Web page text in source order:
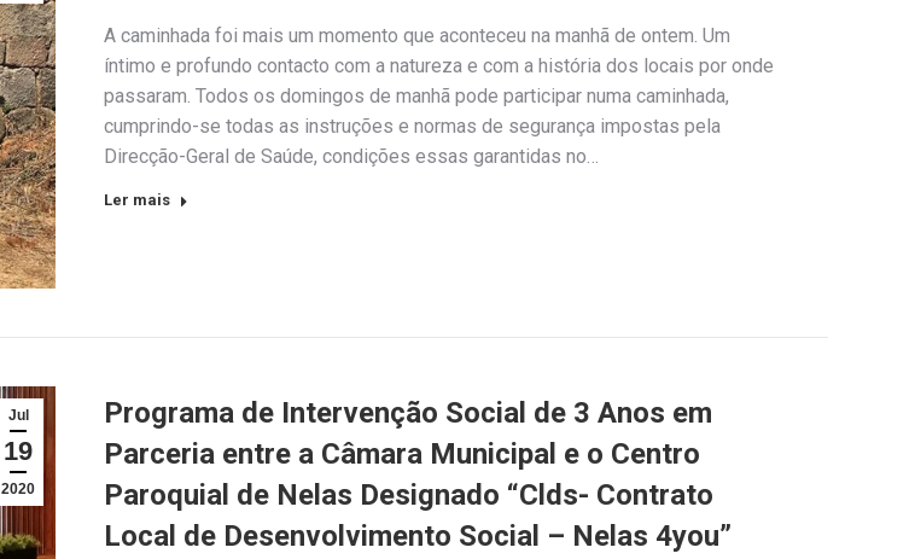
A caminhada foi mais um momento que aconteceu na manhã de ontem. Um
íntimo e profundo contacto com a natureza e com a história dos locais por onde
passaram. Todos os domingos de manhã pode participar numa caminhada,
cumprindo-se todas as instruções e normas de segurança impostas pela
Direcção-Geral de Saúde, condições essas garantidas no…
Ler mais
Jul
19
2020
Programa de Intervenção Social de 3 Anos em
Parceria entre a Câmara Municipal e o Centro
Paroquial de Nelas Designado “Clds- Contrato
Local de Desenvolvimento Social – Nelas 4you”